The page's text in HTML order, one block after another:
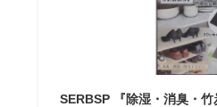
SERBSP 『除湿・消臭・